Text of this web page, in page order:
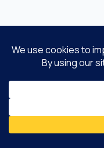
NOS VAMOS DE